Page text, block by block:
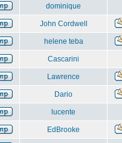
dominique
John Cordwell
helene teba
Cascarini
Lawrence
Dario
lucente
EdBrooke